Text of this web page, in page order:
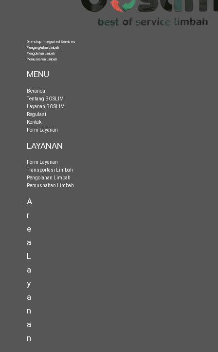
One-stop Integrated Services
Pengangkutan Limbah
Pengolahan Limbah
Pemusnahan Limbah.
MENU
Beranda
Tentang BOSLIM
Layanan BOSLIM
Regulasi
Kontak
Form Layanan
LAYANAN
Form Layanan
Transportasi Limbah
Pengolahan Limbah
Pemusnahan Limbah
A
r
e
a
L
a
y
a
n
a
n